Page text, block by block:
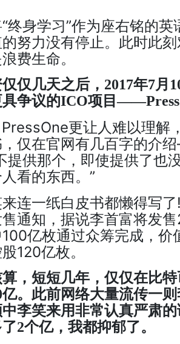
终身学习”作为座右铭的
努力没有停止。此时此
费生命。
仅几天之后，2017年7月
具争议的ICO项目
更让人难以理解
，仅在官网有几百字的介
提供那个，即使提供了也
看的东西。”
连一纸白皮书都懒得写
通知，据说李首富将发
100亿枚通过众筹完成，
120亿枚。
，短短几年，仅仅在比
。此前网络大量流传一
李笑来用非常认真严肃
2个亿，我都抑郁了。